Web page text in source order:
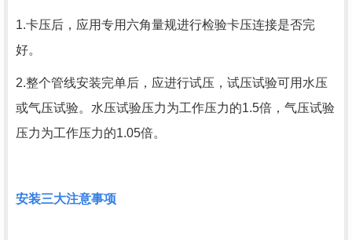
1.卡压后，应用专用六角量规进行检验卡压连接是否完
好。
2.整个管线安装完单后，应进行试压，试压试验可用水压
或气压试验。水压试验压力为工作压力的1.5倍，气压试验
压力为工作压力的1.05倍。
安装三大注意事项